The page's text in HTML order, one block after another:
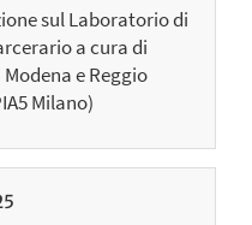
sul Laboratorio di
a cura di
e Reggio
Milano)